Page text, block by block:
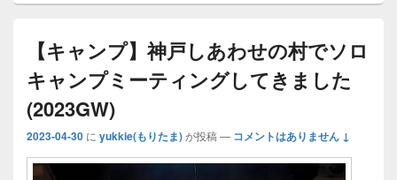
【キャンプ】神戸しあわせの村でソロ
キャンプミーティングしてきました
(2023GW)
2023-04-30 に yukkie(もりたま)が投稿 — コメントはありません ↓